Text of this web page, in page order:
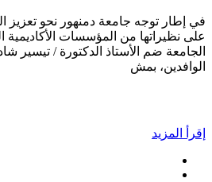
في إطار توجه جامعة دمنهور نحو تعزيز
على نظيراتها من المؤسسات
الجامعة ضم الأستاذ الدكتورة / تيسير
الوافدين، بمش
إقرأ المزيد